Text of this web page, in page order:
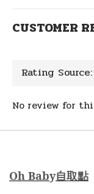
CUSTOMER
No review for
Oh Baby自取點